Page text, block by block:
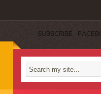
SUBSCRIBE